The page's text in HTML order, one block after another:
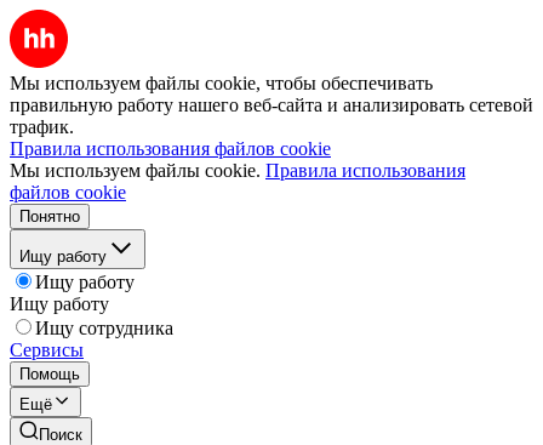
Мы используем файлы cookie, чтобы обеспечивать
правильную работу нашего веб-сайта и анализировать сетевой
трафик.
Правила использования файлов cookie
Мы используем файлы cookie. Правила использования
файлов cookie
Понятно
Ищу работу
Ищу работу
Ищу работу
Ищу сотрудника
Сервисы
Помощь
Ещё
Поиск